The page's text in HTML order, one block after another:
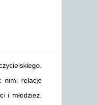
nimi relacje
i młodzież.